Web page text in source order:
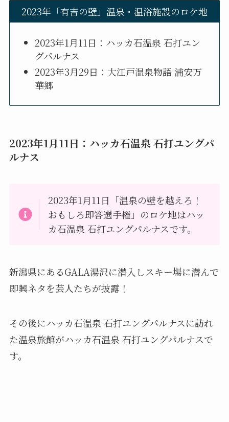
2023年「有吉の壁」温泉・温浴施設のロケ地
2023年1月11日：ハッカ石温泉 石打ユン
グパルナス
2023年3月29日：大江戸温泉物語 浦安万
華郷
2023年1月11日：ハッカ石温泉 石打ユングパ
ルナス
2023年1月11日「温泉の壁を越えろ！
おもしろ即答選手権」のロケ地はハッ
カ石温泉 石打ユングパルナスです。
新潟県にあるGALA湯沢に潜入しスキー場に潜んで
即興ネタを芸人たちが披露！
その後にハッカ石温泉 石打ユングパルナスに訪れ
た温泉旅館がハッカ石温泉 石打ユングパルナスで
す。